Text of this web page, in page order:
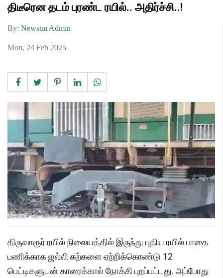
திடீரென தடம் புரண்ட ரயில்.. அதிர்ச்சி..!
By: Newstm Admin
Mon, 24 Feb 2025
திருவாரூர் ரயில் நிலையத்தில் இருந்து புதிய ரயில் பாதை
பணிக்காக ஜல்லி கற்களை ஏற்றிக்கொண்டு 12
பெட்டிகளுடன் காரைக்கால் நோக்கி புறப்பட்டது. அப்போது